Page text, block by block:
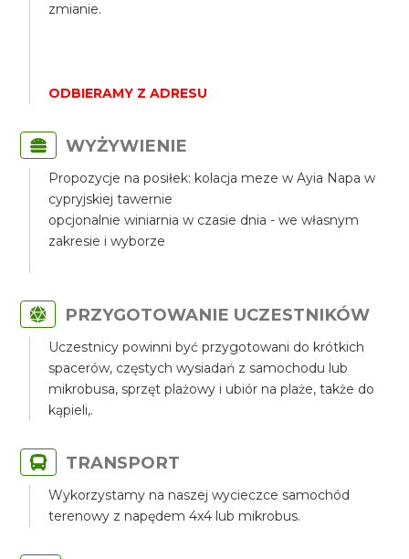
zmianie.
ODBIERAMY Z ADRESU
WYŻYWIENIE
Propozycje na posiłek: kolacja meze w Ayia Napa w
cypryjskiej tawernie
opcjonalnie winiarnia w czasie dnia - we własnym
zakresie i wyborze
PRZYGOTOWANIE UCZESTNIKÓW
Uczestnicy powinni być przygotowani do krótkich
spacerów, częstych wysiadań z samochodu lub
mikrobusa, sprzęt plażowy i ubiór na plaże, także do
kąpieli,.
TRANSPORT
Wykorzystamy na naszej wycieczce samochód
terenowy z napędem 4x4 lub mikrobus.